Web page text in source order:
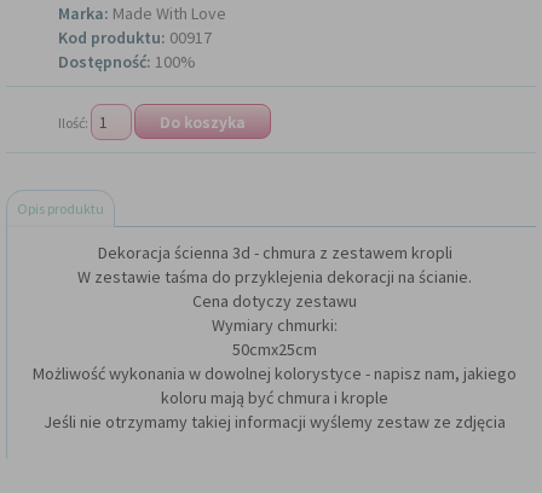
Marka: Made With Love
Kod produktu: 00917
Dostępność: 100%
Ilość:
Opis produktu
Dekoracja ścienna 3d - chmura z zestawem kropli
W zestawie taśma do przyklejenia dekoracji na ścianie.
Cena dotyczy zestawu
Wymiary chmurki:
50cmx25cm
Możliwość wykonania w dowolnej kolorystyce - napisz nam, jakiego
koloru mają być chmura i krople
Jeśli nie otrzymamy takiej informacji wyślemy zestaw ze zdjęcia